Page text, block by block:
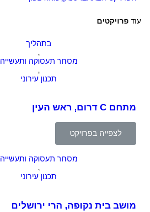
עוד פרויקטים
בתהליך
,
מסחר תעסוקה ותעשייה
,
תכנון עירוני
מתחם C דרום, ראש העין
לצפייה בפרויקט
מסחר תעסוקה ותעשייה
,
תכנון עירוני
מושב בית נקופה, הרי ירושלים